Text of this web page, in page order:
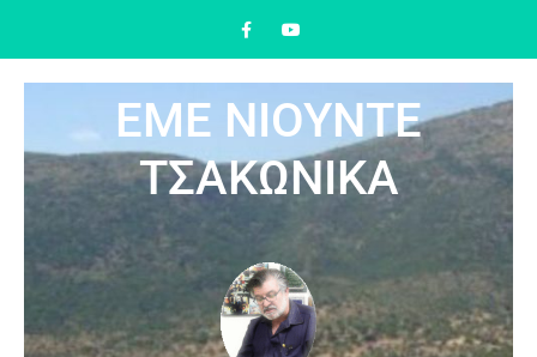
ΕΜΕ ΝΙΟΥΝΤΕ
ΤΣΑΚΩΝΙΚΑ